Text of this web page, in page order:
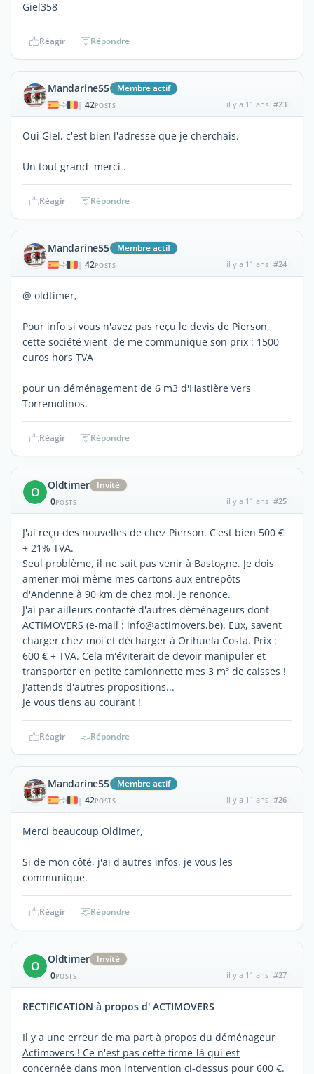
Giel358
Réagir Répondre
Mandarine55 Membre actif
| 42POSTS il y a 11 ans #23
Oui Giel, c'est bien l'adresse que je cherchais.
Un tout grand merci .
Réagir Répondre
Mandarine55 Membre actif
| 42POSTS il y a 11 ans #24
@ oldtimer,
Pour info si vous n'avez pas reçu le devis de Pierson,
cette société vient de me communique son prix : 1500
euros hors TVA
pour un déménagement de 6 m3 d'Hastière vers
Torremolinos.
Réagir Répondre
O Oldtimer
Invité
0POSTS il y a 11 ans #25
J'ai reçu des nouvelles de chez Pierson. C'est bien 500 €
+ 21% TVA.
Seul problème, il ne sait pas venir à Bastogne. Je dois
amener moi-même mes cartons aux entrepôts
d'Andenne à 90 km de chez moi. Je renonce.
J'ai par ailleurs contacté d'autres déménageurs dont
ACTIMOVERS (e-mail : info@actimovers.be). Eux, savent
charger chez moi et décharger à Orihuela Costa. Prix :
600 € + TVA. Cela m'éviterait de devoir manipuler et
transporter en petite camionnette mes 3 m³ de caisses !
J'attends d'autres propositions...
Je vous tiens au courant !
Réagir Répondre
Mandarine55 Membre actif
| 42POSTS il y a 11 ans #26
Merci beaucoup Oldimer,
Si de mon côté, j'ai d'autres infos, je vous les
communique.
Réagir Répondre
O Oldtimer
Invité
0POSTS il y a 11 ans #27
RECTIFICATION à propos d' ACTIMOVERS
Il y a une erreur de ma part à propos du déménageur
Actimovers ! Ce n'est pas cette firme-là qui est
concernée dans mon intervention ci-dessus pour 600 €.